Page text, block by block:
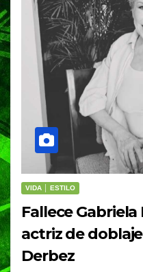
VIDA │ ESTILO
Fallece
actriz de
Derbez